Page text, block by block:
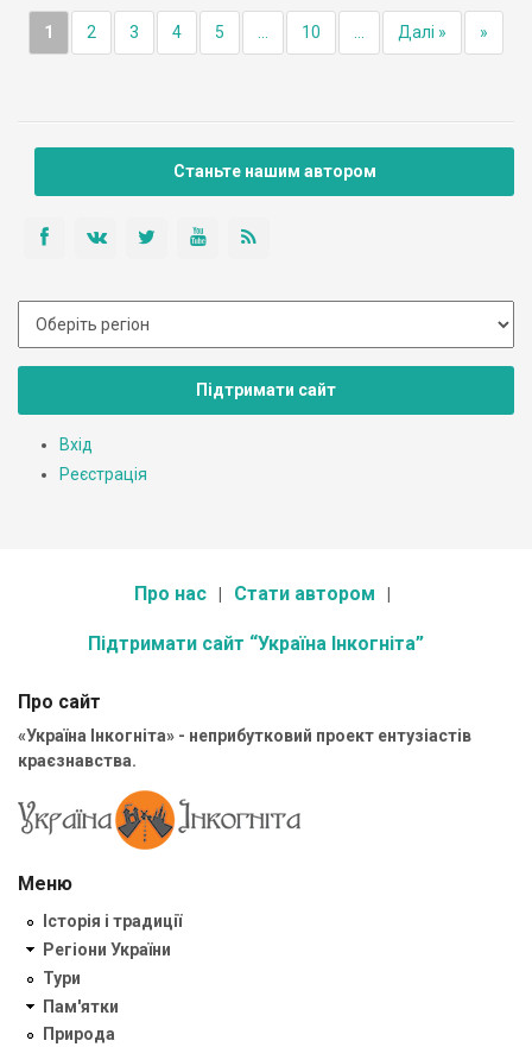
1 2 3 4 5 10 Далі » »
Станьте нашим автором
Підтримати сайт
Вхід
Реєстрація
Про нас Стати автором
Підтримати сайт “Україна Інкогніта”
Про сайт
«Україна Інкогніта» - неприбутковий проект ентузіастів
краєзнавства.
Меню
Історія і традиції
Регіони України
Тури
Пам'ятки
Природа